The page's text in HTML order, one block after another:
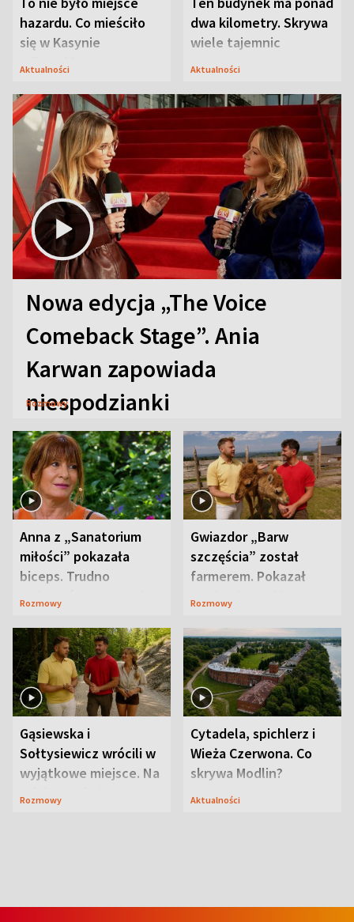
hazardu. Co mieściło
się w Kasynie
Oficerskim?
Aktualności
dwa kilometry. Skrywa
wiele tajemnic
Aktualności
Nowa edycja „The Voice
Comeback Stage”. Ania
Karwan zapowiada
niespodzianki
Rozmowy
Anna z „Sanatorium
miłości” pokazała
biceps. Trudno
uwierzyć, co przeszła
Rozmowy
Gwiazdor „Barw
szczęścia” został
farmerem. Pokazał
swoje niezwykłe
Rozmowy
Gąsiewska i
Sołtysiewicz wrócili w
wyjątkowe miejsce. Na
szlaku czekał
Rozmowy
Cytadela, spichlerz i
Wieża Czerwona. Co
skrywa Modlin?
Aktualności